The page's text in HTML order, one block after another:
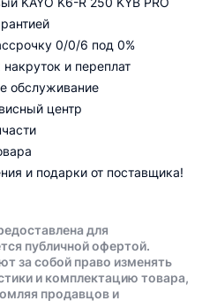
0/0/6 под 0%
и переплат
обслуживание
центр
и подарки от поставщика!
для
публичной офертой.
за собой право изменять
и комплектацию товара,
продавцов и